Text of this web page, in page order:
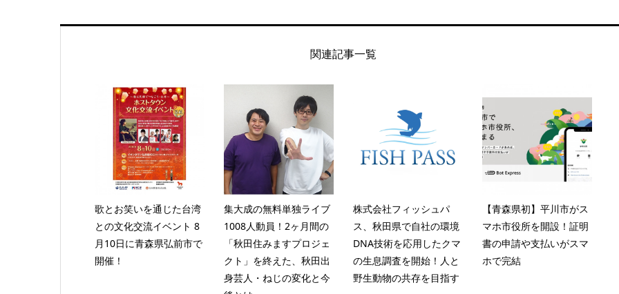
関連記事一覧
歌とお笑いを通じた台湾
との文化交流イベント 8
月10日に青森県弘前市で
開催！
集大成の無料単独ライブ
1008人動員！2ヶ月間の
「秋田住みますプロジェ
クト」を終えた、秋田出
身芸人・ねじの変化と今
株式会社フィッシュパ
ス、秋田県で自社の環境
DNA技術を応用したクマ
の生息調査を開始！人と
野生動物の共存を目指す
【青森県初】平川市がス
マホ市役所を開設！証明
書の申請や支払いがスマ
ホで完結